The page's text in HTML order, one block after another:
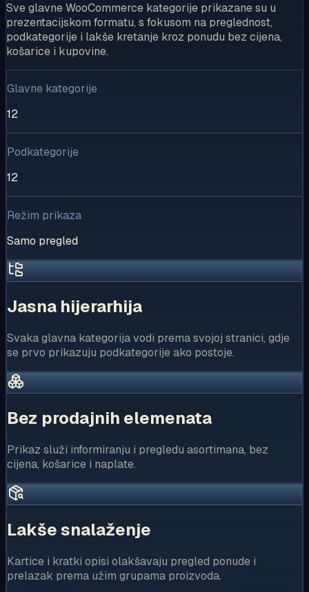
Sve glavne WooCommerce kategorije prikazane su u
prezentacijskom formatu, s fokusom na preglednost,
podkategorije i lakše kretanje kroz ponudu bez cijena,
košarice i kupovine.
Glavne kategorije
12
Podkategorije
12
Režim prikaza
Samo pregled
Jasna hijerarhija
Svaka glavna kategorija vodi prema svojoj stranici, gdje
se prvo prikazuju podkategorije ako postoje.
Bez prodajnih elemenata
Prikaz služi informiranju i pregledu asortimana, bez
cijena, košarice i naplate.
Lakše snalaženje
Kartice i kratki opisi olakšavaju pregled ponude i
prelazak prema užim grupama proizvoda.